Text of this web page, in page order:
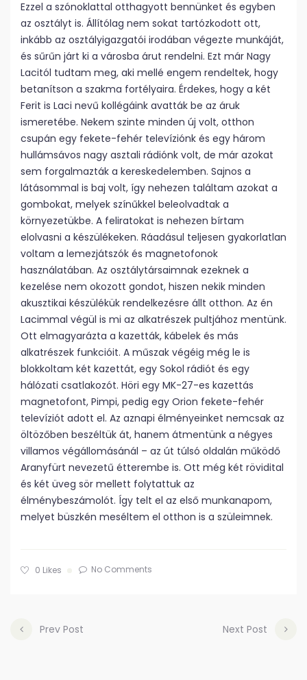
Ezzel a szónoklattal otthagyott bennünket és egyben
az osztályt is. Állítólag nem sokat tartózkodott ott,
inkább az osztályigazgatói irodában végezte munkáját,
és sűrűn járt ki a városba árut rendelni. Ezt már Nagy
Lacitól tudtam meg, aki mellé engem rendeltek, hogy
betanítson a szakma fortélyaira. Érdekes, hogy a két
Ferit is Laci nevű kollégáink avatták be az áruk
ismeretébe. Nekem szinte minden új volt, otthon
csupán egy fekete-fehér televíziónk és egy három
hullámsávos nagy asztali rádiónk volt, de már azokat
sem forgalmazták a kereskedelemben. Sajnos a
látásommal is baj volt, így nehezen találtam azokat a
gombokat, melyek színűkkel beleolvadtak a
környezetükbe. A feliratokat is nehezen bírtam
elolvasni a készülékeken. Ráadásul teljesen gyakorlatlan
voltam a lemezjátszók és magnetofonok
használatában. Az osztálytársaimnak ezeknek a
kezelése nem okozott gondot, hiszen nekik minden
akusztikai készülékük rendelkezésre állt otthon. Az én
Lacimmal végül is mi az alkatrészek pultjához mentünk.
Ott elmagyarázta a kazetták, kábelek és más
alkatrészek funkcióit. A műszak végéig még le is
blokkoltam két kazettát, egy Sokol rádiót és egy
hálózati csatlakozót. Höri egy MK-27-es kazettás
magnetofont, Pimpi, pedig egy Orion fekete-fehér
televíziót adott el. Az aznapi élményeinket nemcsak az
öltözőben beszéltük át, hanem átmentünk a négyes
villamos végállomásánál – az út túlsó oldalán működő
Aranyfürt nevezetű étterembe is. Ott még két rövidital
és két üveg sör mellett folytattuk az
élménybeszámolót. Így telt el az első munkanapom,
melyet büszkén meséltem el otthon is a szüleimnek.
0 Likes No Comments
Prev Post Next Post